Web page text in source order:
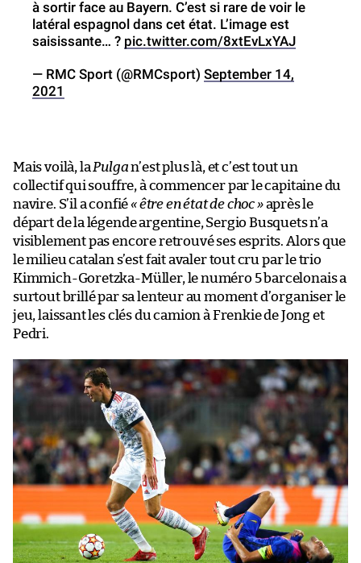
à sortir face au Bayern. C’est si rare de voir le
latéral espagnol dans cet état. L’image est
saisissante… ? pic.twitter.com/8xtEvLxYAJ
— RMC Sport (@RMCsport) September 14,
2021
Mais voilà, la Pulgan’est plus là, et c’est tout un
collectif qui souffre, à commencer par le capitaine du
navire. S’il a confié« être en état de choc »après le
départ de la légende argentine, Sergio Busquets n’a
visiblement pas encore retrouvé ses esprits. Alors que
le milieu catalan s’est fait avaler tout cru par le trio
Kimmich-Goretzka-Müller, le numéro 5 barcelonais a
surtout brillé par sa lenteur au moment d’organiser le
jeu, laissant les clés du camion à Frenkie de Jong et
Pedri.